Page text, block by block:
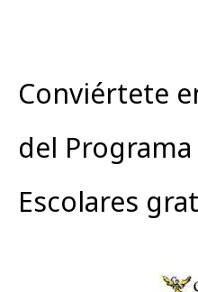
Conviértete
del
Escolares